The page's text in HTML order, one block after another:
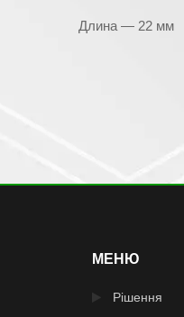
Длина — 22 мм
МЕНЮ
Рішення